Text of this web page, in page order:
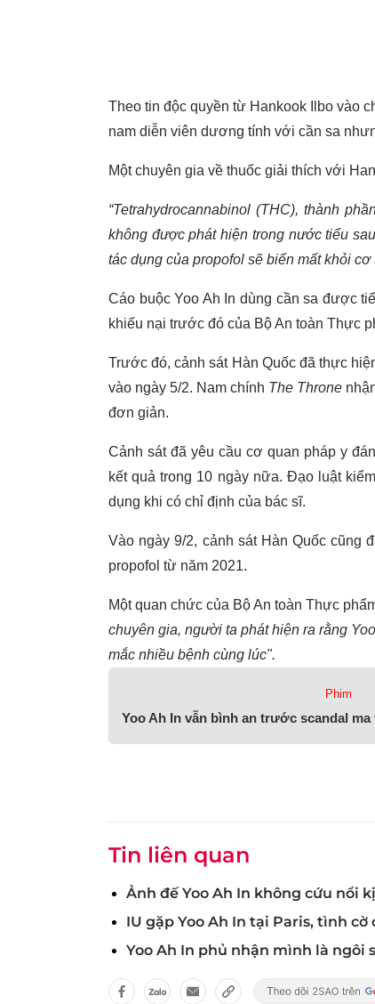
Theo tin độc quyền từ Hankook Ilbo vào
nam diễn viên dương tính với cần sa
Một chuyên gia về thuốc giải thích với
“Tetrahydrocannabinol (THC), thành
không được phát hiện trong nước tiểu
tác dụng của propofol sẽ biến mất khỏi
Cáo buộc Yoo Ah In dùng cần sa được
khiếu nại trước đó của Bộ An toàn Thực
Trước đó, cảnh sát Hàn Quốc đã thực
vào ngày 5/2. Nam chính The Throne
đơn giản.
Cảnh sát đã yêu cầu cơ quan pháp y
kết quả trong 10 ngày nữa. Đạo luật
dụng khi có chỉ định của bác sĩ.
Vào ngày 9/2, cảnh sát Hàn Quốc cũng
propofol từ năm 2021.
Một quan chức của Bộ An toàn Thực
chuyên gia, người ta phát hiện ra rằng
mắc nhiều bệnh cùng lúc".
Phim
Yoo Ah In vẫn bình an trước scandal
Tin liên quan
Ảnh đế Yoo Ah In không cứu nổi
IU gặp Yoo Ah In tại Paris, tình
Yoo Ah In phủ nhận mình là ngôi